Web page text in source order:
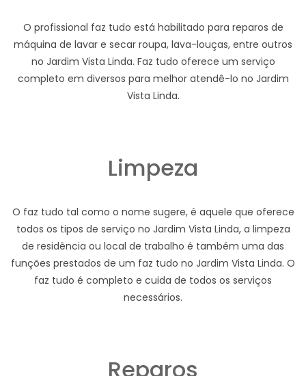
O profissional faz tudo está habilitado para reparos de
máquina de lavar e secar roupa, lava-louças, entre outros
no Jardim Vista Linda. Faz tudo oferece um serviço
completo em diversos para melhor atendê-lo no Jardim
Vista Linda.
Limpeza
O faz tudo tal como o nome sugere, é aquele que oferece
todos os tipos de serviço no Jardim Vista Linda, a limpeza
de residência ou local de trabalho é também uma das
funções prestados de um faz tudo no Jardim Vista Linda. O
faz tudo é completo e cuida de todos os serviços
necessários.
Reparos